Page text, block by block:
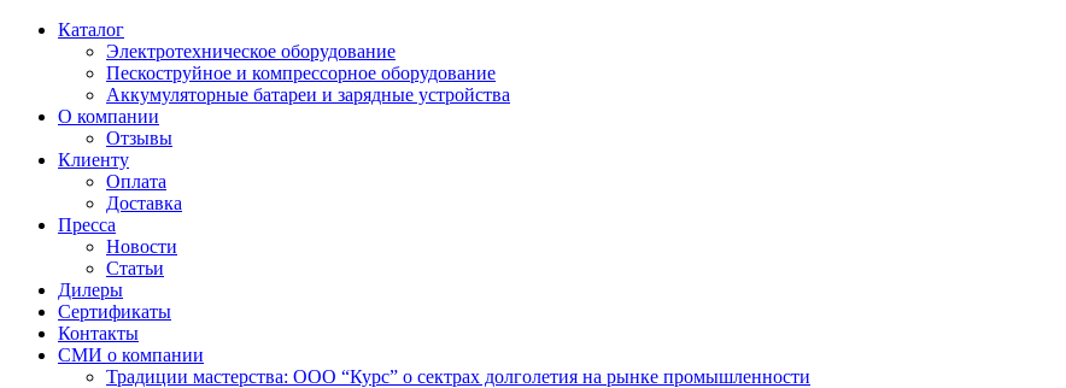
Каталог
Электротехническое оборудование
Пескоструйное и компрессорное оборудование
Аккумуляторные батареи и зарядные устройства
О компании
Отзывы
Клиенту
Оплата
Доставка
Пресса
Новости
Статьи
Дилеры
Сертификаты
Контакты
СМИ о компании
Традиции мастерства: ООО “Курс” о сектрах долголетия на рынке промышленности